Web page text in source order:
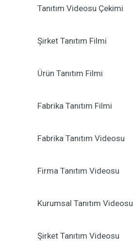
Tanıtım Videosu Çekimi
Şirket Tanıtım Filmi
Ürün Tanıtım Filmi
Fabrika Tanıtım Filmi
Fabrika Tanıtım Videosu
Firma Tanıtım Videosu
Kurumsal Tanıtım Videosu
Şirket Tanıtım Videosu